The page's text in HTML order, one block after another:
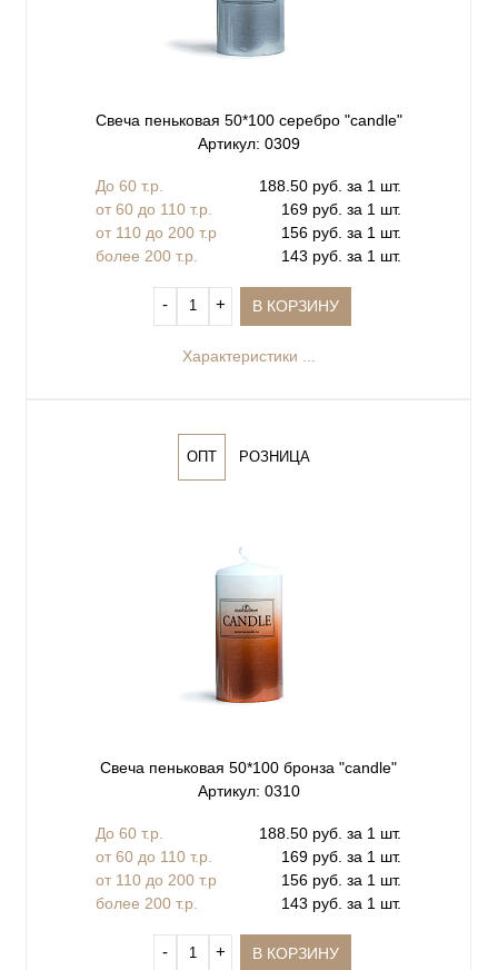
Свеча пеньковая 50*100 серебро "сandle"
Артикул: 0309
До 60 т.р.
188.50 руб. за 1 шт.
от 60 до 110 т.р.
169 руб. за 1 шт.
от 110 до 200 т.р
156 руб. за 1 шт.
более 200 т.р.
143 руб. за 1 шт.
‐ + В КОРЗИНУ
Характеристики ...
ОПТ РОЗНИЦА
Свеча пеньковая 50*100 бронза "сandle"
Артикул: 0310
До 60 т.р.
188.50 руб. за 1 шт.
от 60 до 110 т.р.
169 руб. за 1 шт.
от 110 до 200 т.р
156 руб. за 1 шт.
более 200 т.р.
143 руб. за 1 шт.
‐ + В КОРЗИНУ